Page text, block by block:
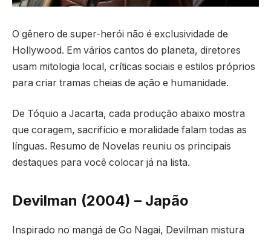
O gênero de super-herói não é exclusividade de
Hollywood. Em vários cantos do planeta, diretores
usam mitologia local, críticas sociais e estilos próprios
para criar tramas cheias de ação e humanidade.
De Tóquio a Jacarta, cada produção abaixo mostra
que coragem, sacrifício e moralidade falam todas as
línguas. Resumo de Novelas reuniu os principais
destaques para você colocar já na lista.
Devilman (2004) – Japão
Inspirado no mangá de Go Nagai, Devilman mistura